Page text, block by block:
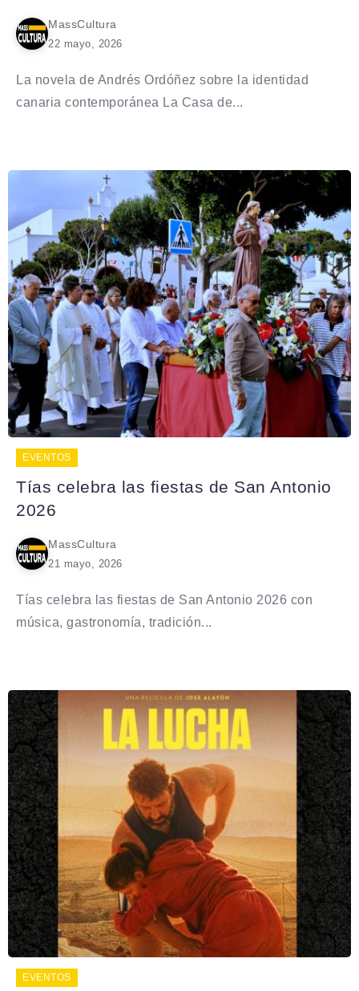
MassCultura
22 mayo, 2026
La novela de Andrés Ordóñez sobre la identidad
canaria contemporánea La Casa de...
EVENTOS
Tías celebra las fiestas de San Antonio
2026
MassCultura
21 mayo, 2026
Tías celebra las fiestas de San Antonio 2026 con
música, gastronomía, tradición...
EVENTOS